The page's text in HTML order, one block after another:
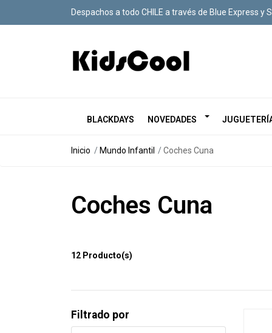
Despachos a todo CHILE a través de Blue Express y
BLACKDAYS NOVEDADES
Inicio Mundo Infantil Coches Cuna
Coches Cuna
12 Producto(s)
Filtrado por